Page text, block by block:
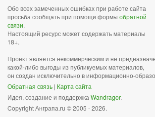
Обо всех замеченных ошибках при работе сайта
просьба сообщать при помощи формы обратной
связи.
Настоящий ресурс может содержать материалы
18+.
Проект является некоммерческим и не
какой-либо выгоды из публикуемых материалов,
он создан исключительно в информационно-
Обратная связь | Карта сайта
Идея, создание и поддержка Wandragor.
Copyright Анграпа.ru © 2005 - 2026.